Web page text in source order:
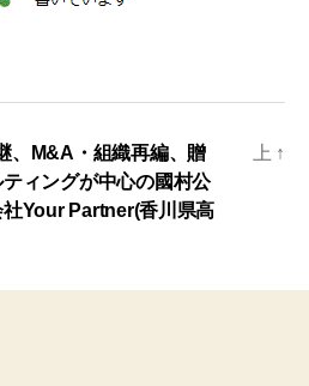
、M&A・組織再編、贈
ィングが中心の國村公
Your Partner(香川県高
上 ↑